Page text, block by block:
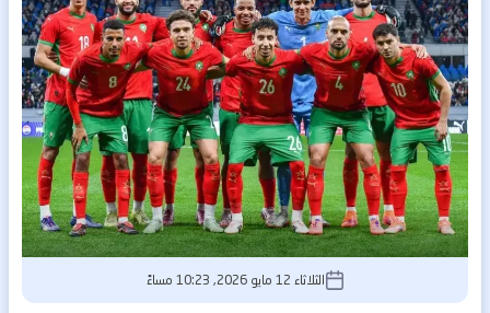
الثلاثاء 12 مايو 2026, 10:23 مساءً